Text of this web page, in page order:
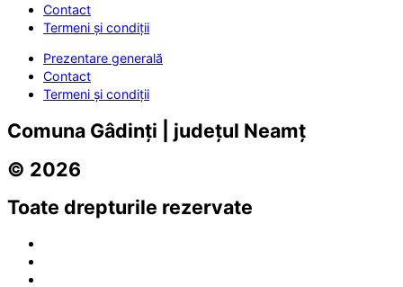
Contact
Termeni și condiții
Prezentare generală
Contact
Termeni și condiții
Comuna Gâdinți | județul Neamț
© 2026
Toate drepturile rezervate